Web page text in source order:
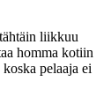
liikkuu
homma kotiin
pelaaja ei